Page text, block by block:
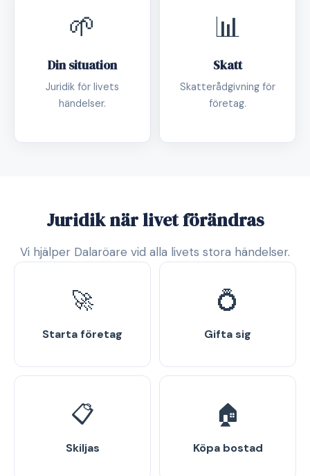
🌱
Din situation
Juridik för livets
händelser.
📊
Skatt
Skatterådgivning för
företag.
Juridik när livet förändras
Vi hjälper Dalaröare vid alla livets stora händelser.
🚀
Starta företag
💍
Gifta sig
📋
Skiljas
🏠
Köpa bostad